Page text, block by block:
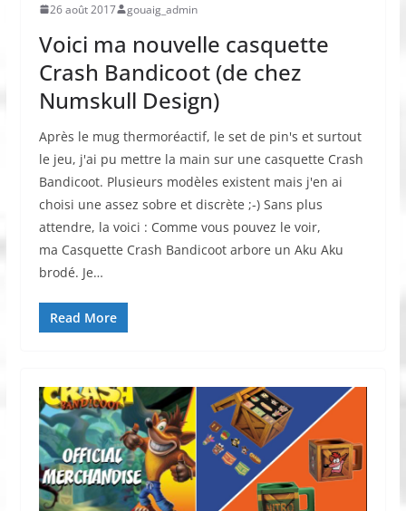
26 août 2017 gouaig_admin
Voici ma nouvelle casquette
Crash Bandicoot (de chez
Numskull Design)
Après le mug thermoréactif, le set de pin's et surtout
le jeu, j'ai pu mettre la main sur une casquette Crash
Bandicoot. Plusieurs modèles existent mais j'en ai
choisi une assez sobre et discrète ;-) Sans plus
attendre, la voici : Comme vous pouvez le voir,
ma Casquette Crash Bandicoot arbore un Aku Aku
brodé. Je…
Read More